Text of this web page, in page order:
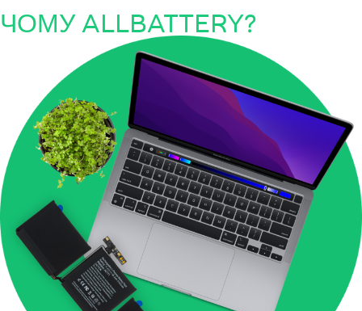
ЧОМУ ALLBATTERY?